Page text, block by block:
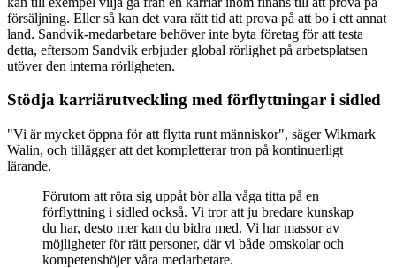
försäljning. Eller så kan det vara rätt tid att prova på att bo i ett annat
land. Sandvik-medarbetare behöver inte byta företag för att testa
detta, eftersom Sandvik erbjuder global rörlighet på arbetsplatsen
utöver den interna rörligheten.
Stödja karriärutveckling med förflyttningar i sidled
"Vi är mycket öppna för att flytta runt människor", säger Wikmark
Walin, och tillägger att det kompletterar tron på kontinuerligt
lärande.
Förutom att röra sig uppåt bör alla våga titta på en
förflyttning i sidled också. Vi tror att ju bredare kunskap
du har, desto mer kan du bidra med. Vi har massor av
möjligheter för rätt personer, där vi både omskolar och
kompetenshöjer våra medarbetare.